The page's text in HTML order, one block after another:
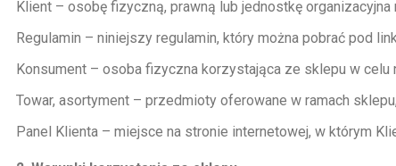
Klient – osobę fizyczną, prawną lub jednostkę
Regulamin – niniejszy regulamin, który można pobrać pod
Konsument – osoba fizyczna korzystająca ze sklepu w
Towar, asortyment – przedmioty oferowane w ramach sklepu,
Panel Klienta – miejsce na stronie internetowej, w którym